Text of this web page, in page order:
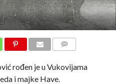
rođen je u Vukovijama
i majke Have.